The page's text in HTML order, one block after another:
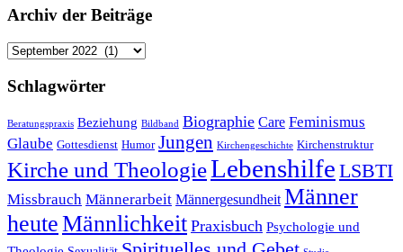
Archiv der Beiträge
Archiv
Beiträge
Schlagwörter
Beratungspraxis Beziehung Bildband Biographie Care Feminismus
Glaube Gottesdienst Humor Jungen Kirchengeschichte Kirchenstruktur
Kirche und TheologieLebenshilfe LSBTI
Missbrauch Männerarbeit Männergesundheit Männer
heuteMännlichkeit Praxisbuch Psychologie und